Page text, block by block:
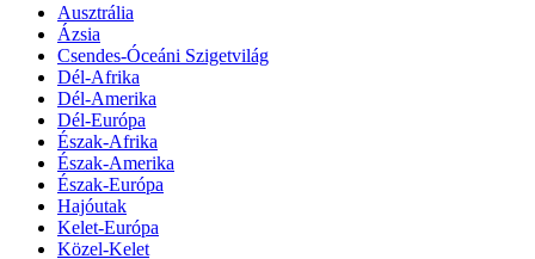
Ausztrália
Ázsia
Csendes-Óceáni Szigetvilág
Dél-Afrika
Dél-Amerika
Dél-Európa
Észak-Afrika
Észak-Amerika
Észak-Európa
Hajóutak
Kelet-Európa
Közel-Kelet